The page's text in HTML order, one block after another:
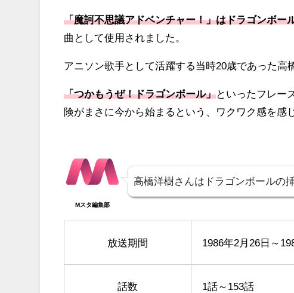
「魔訶不思議アドベンチャー！」はドラゴンボー
曲として使用されました。
アニソン歌手として活躍する当時20歳であった高
「つかもうぜ！ドラゴンボール」といったフレー
険がまさに今から始まるという、ワクワク感を感
Mスタ編集部
高橋洋樹さんはドラゴンボールの
放送期間 1986年2月26日～
話数 1話～153話